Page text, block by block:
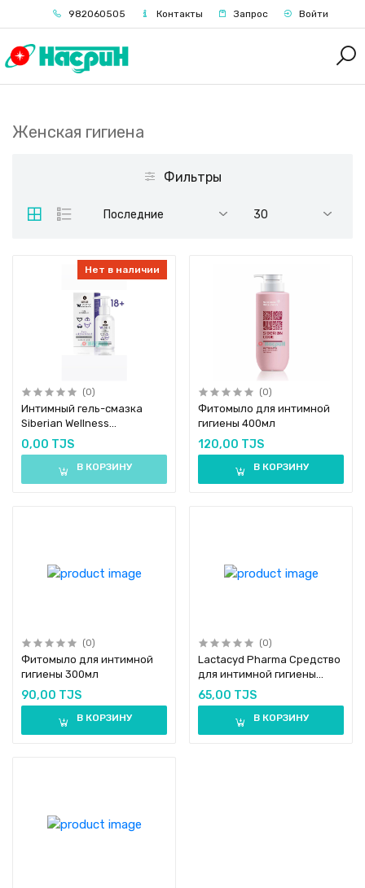
982060505 Контакты Запрос Войти
Женская гигиена
Фильтры
Последние 30
Нет в наличии
(0)
Интимный гель-смазка
Siberian Wellness
(Сибирское здоровье) на
водной основе (без
запаха) Sex Wellness 100мл
0,00 TJS
В КОРЗИНУ
(0)
Фитомыло для интимной
гигиены 400мл
120,00 TJS
В КОРЗИНУ
(0)
Фитомыло для интимной
гигиены 300мл
90,00 TJS
В КОРЗИНУ
(0)
Lactacyd Pharma Средство
для интимной гигиены
антибактериальное, гель,
250 мл
65,00 TJS
В КОРЗИНУ